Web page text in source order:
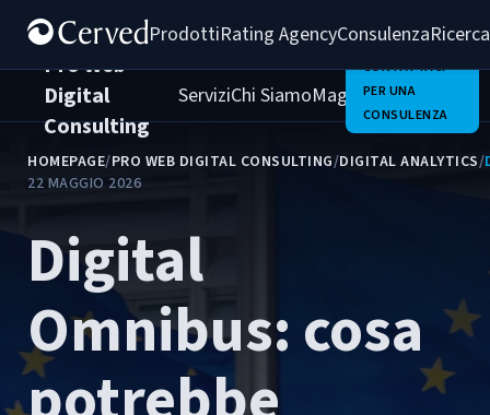
ProdottiRating AgencyConsulenza
Pro Web
Digital
Consulting
ServiziChi SiamoMagazineClienti
CONTATTACI
PER UNA
CONSULENZA
HOMEPAGE/PRO WEB DIGITAL CONSULTING/DIGITAL ANALYTICS/
22 MAGGIO 2026
Digital
Omnibus: cosa